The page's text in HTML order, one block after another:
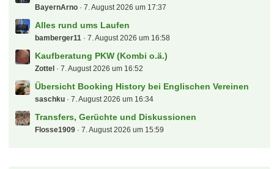
BayernArno 7. August 2026 um 17:37
Alles rund ums Laufen
bamberger11 7. August 2026 um 16:58
Kaufberatung PKW (Kombi o.ä.)
Zottel 7. August 2026 um 16:52
Übersicht Booking History bei Englischen Vereinen
saschku 7. August 2026 um 16:34
Transfers, Gerüchte und Diskussionen
Flosse1909 7. August 2026 um 15:59